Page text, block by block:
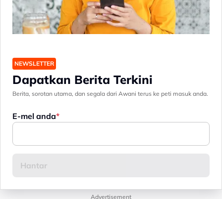
NEWSLETTER
Dapatkan Berita Terkini
Berita, sorotan utama, dan segala dari Awani terus ke peti masuk anda.
E-mel anda
Advertisement